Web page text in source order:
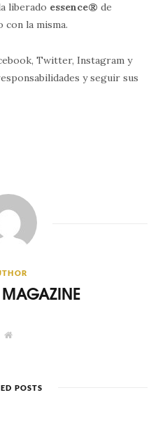
liberado essence® de
con la misma.
Twitter, Instagram y
y seguir sus
MAGAZINE
W
ePOSTS